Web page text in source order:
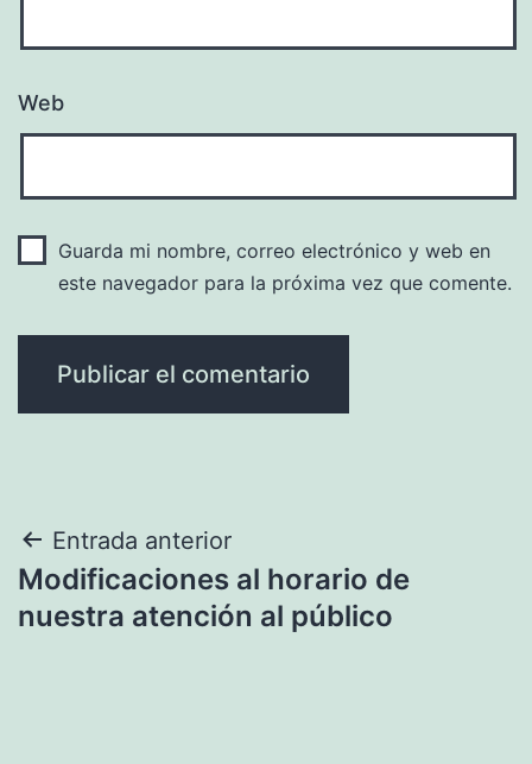
Web
Guarda mi nombre, correo electrónico y web en
este navegador para la próxima vez que comente.
Navegación
de
Entrada anterior
Modificaciones al horario de
nuestra atención al público